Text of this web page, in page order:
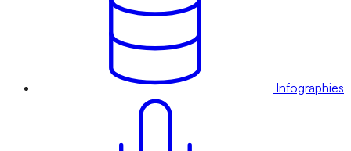
Infographies